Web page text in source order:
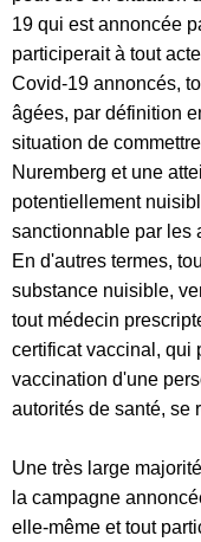
19 qui est annoncée
participerait à tout
Covid-19 annoncés,
âgées, par définition
situation de
Nuremberg et une
potentiellement
sanctionnable par les
En d'autres termes,
substance nuisible,
tout médecin
certificat vaccinal , qui
vaccination d'une
autorités de santé, se
Une très large
la campagne
elle-même et tout